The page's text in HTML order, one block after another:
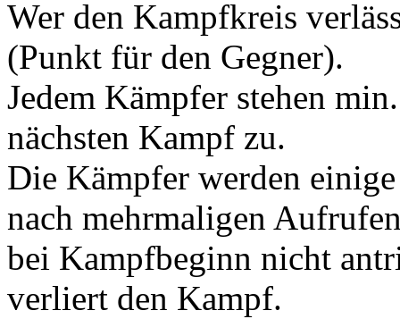
Wer den Kampfkreis
(Punkt für den Gegner).
Jedem Kämpfer stehen
nächsten Kampf zu.
Die Kämpfer werden
nach mehrmaligen
bei Kampfbeginn nicht
verliert den Kampf.